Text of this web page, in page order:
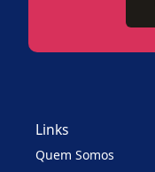
Links
Quem Somos